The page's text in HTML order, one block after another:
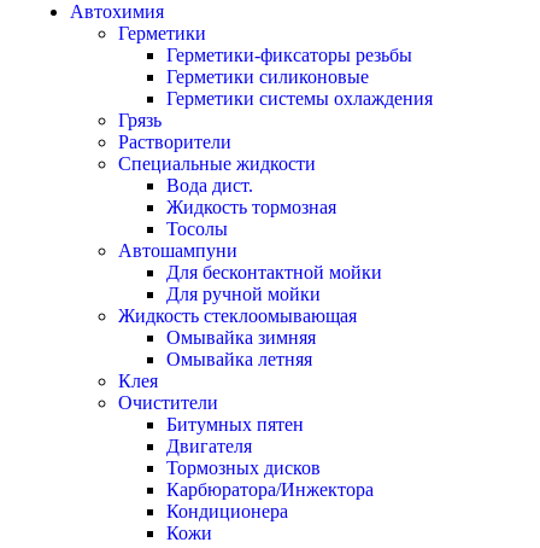
Автохимия
Герметики
Герметики-фиксаторы резьбы
Герметики силиконовые
Герметики системы охлаждения
Грязь
Растворители
Специальные жидкости
Вода дист.
Жидкость тормозная
Тосолы
Автошампуни
Для бесконтактной мойки
Для ручной мойки
Жидкость стеклоомывающая
Омывайка зимняя
Омывайка летняя
Клея
Очистители
Битумных пятен
Двигателя
Тормозных дисков
Карбюратора/Инжектора
Кондиционера
Кожи